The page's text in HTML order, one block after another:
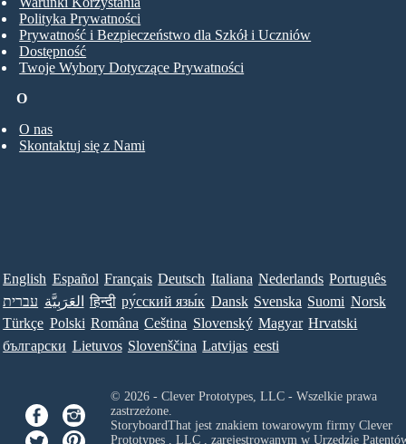
O
O nas
Skontaktuj się z Nami
Polityka Prywatności
Prywatność i Bezpieczeństwo dla Szkół i Uczniów
Dostępność
Twoje Wybory Dotyczące Prywatności
English Español Français Deutsch Italiana Nederlands Português
עברית العَرَبِيَّة हिन्दी ру́сский язы́к Dansk Svenska Suomi Norsk
Türkçe Polski Româna Ceština Slovenský Magyar Hrvatski
български Lietuvos Slovenščina Latvijas eesti
© 2026 - Clever Prototypes, LLC - Wszelkie prawa
zastrzeżone.
StoryboardThat jest znakiem towarowym firmy Clever
Prototypes , LLC, zarejestrowanym w Urzędzie